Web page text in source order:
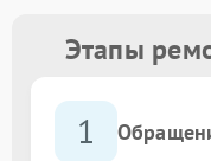
Этапы
1